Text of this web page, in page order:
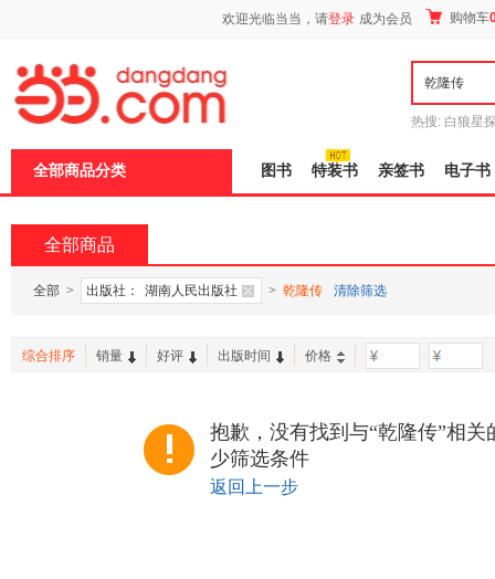
欢迎光临当当，请登录 成为会员 购物车
热搜: 白狼星
全部商品分类 图书 特装书 亲签书 电子书
全部商品
全部 > 出版社： 湖南人民出版社 > 乾隆传 清除筛选
综合排序 销量 好评 出版时间 价格 -
抱歉，没有找到与“乾隆传”相
少筛选条件
返回上一步
页
加